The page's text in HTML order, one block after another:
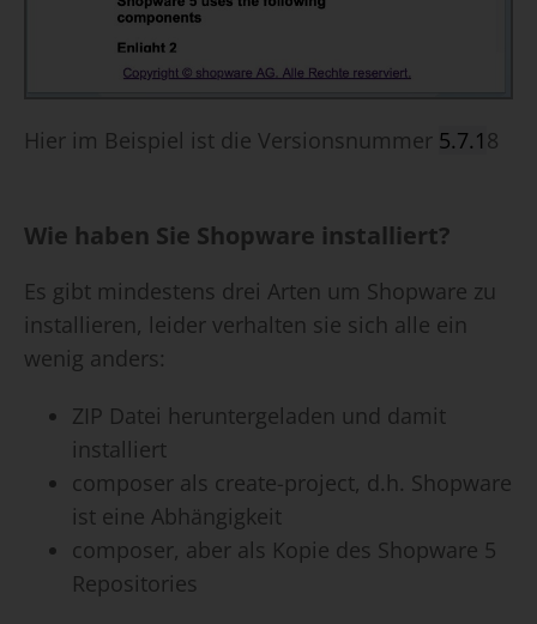
Hier im Beispiel ist die Versionsnummer 5.7.1 8
Wie haben Sie Shopware installiert?
Es gibt mindestens drei Arten um Shopware zu
installieren, leider verhalten sie sich alle ein
wenig anders:
ZIP Datei heruntergeladen und damit
installiert
composer als create-project, d.h. Shopware
ist eine Abhängigkeit
composer, aber als Kopie des Shopware 5
Repositories